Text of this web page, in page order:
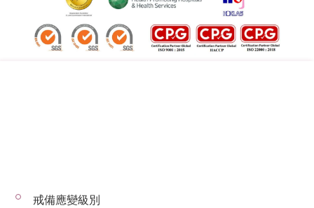
戒備應變級別